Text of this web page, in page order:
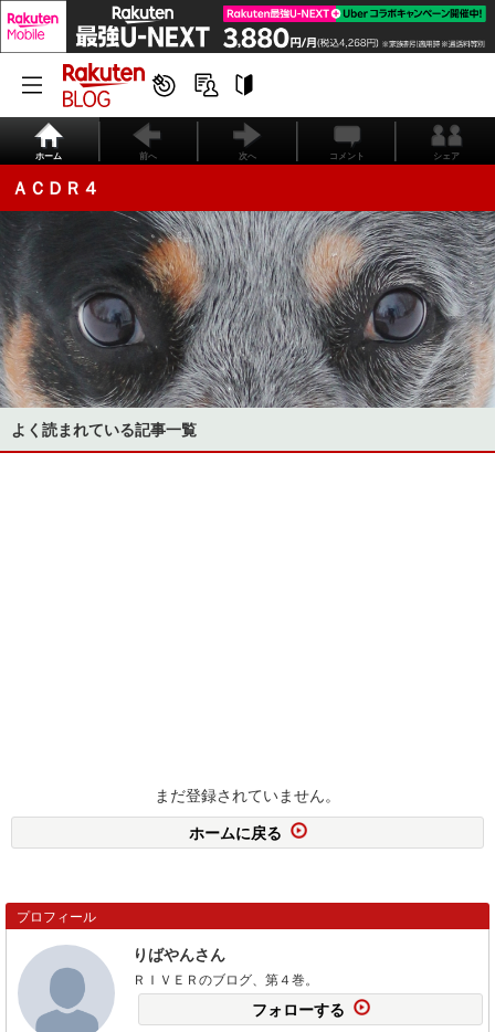
ホーム 前へ 次へ コメント シェア
ＡＣＤＲ４
よく読まれている記事一覧
まだ登録されていません。
ホームに戻る
プロフィール
りばやんさん
ＲＩＶＥＲのブログ、第４巻。
フォローする